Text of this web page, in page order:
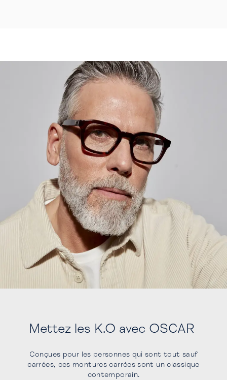
Mettez les K.O avec OSCAR
Conçues pour les personnes qui sont tout sauf
carrées, ces montures carrées sont un classique
contemporain.